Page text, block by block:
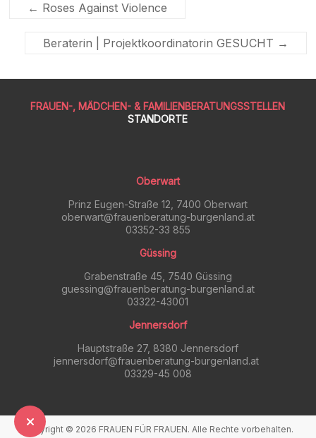
← Roses Against Violence
Beraterin | Projektkoordinatorin GESUCHT →
FRAUEN-, MÄDCHEN- & FAMILIENBERATUNGSSTELLEN
STANDORTE
Oberwart
Prinz Eugen-Straße 12, 7400 Oberwart
oberwart@frauenberatung-burgenland.at
03352-33 855
Güssing
Grabenstraße 45, 7540 Güssing
guessing@frauenberatung-burgenland.at
03322-43001
Jennersdorf
Hauptstraße 27, 8380 Jennersdorf
jennersdorf@frauenberatung-burgenland.at
03329-45 008
Copyright © 2026 FRAUEN FÜR FRAUEN. Alle Rechte vorbehalten.